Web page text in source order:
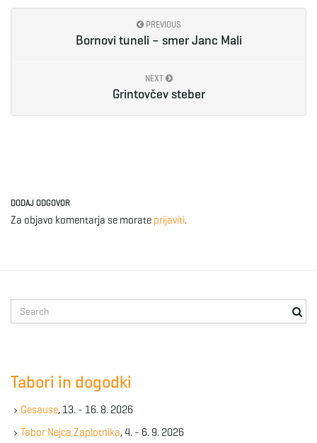
PREVIOUS
Bornovi tuneli – smer Janc Mali
NEXT
Grintovčev steber
DODAJ ODGOVOR
Za objavo komentarja se morate prijaviti.
e
e
y
Tabori in dogodki
Gesause, 13. - 16. 8. 2026
Tabor Nejca Zaplotnika, 4. - 6. 9. 2026